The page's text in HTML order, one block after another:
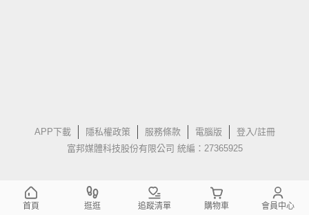
APP下載 隱私權政策 服務條款 電腦版
登入/註冊
富邦媒體科技股份有限公司 統編：27365925
首頁 逛逛 追蹤清單 購物車 會員中心